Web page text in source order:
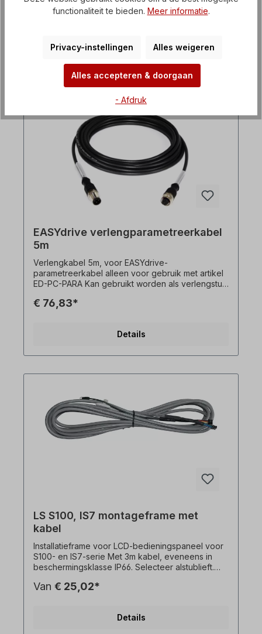
vrijblijvende voorbeelden! Technische wijzigingen
Details
EASYdrive verlengparametreerkabel
5m
Verlengkabel 5m, voor EASYdrive-
parametreerkabel alleen voor gebruik met artikel
ED-PC-PARA Kan gebruikt worden als verlengstuk
MMI-aansluiting Uitbreidbaar tot 50 meter
€ 76,83*
Details
LS S100, IS7 montageframe met
kabel
Installatieframe voor LCD-bedieningspaneel voor
S100- en IS7-serie Met 3m kabel, eveneens in
beschermingsklasse IP66. Selecteer alstublieft.
Technische wijzigingen voorbehouden.
Van € 25,02*
Details
functionaliteit te bieden. Meer informatie.
Privacy-instellingen Alles weigeren
Alles accepteren & doorgaan
- Afdruk